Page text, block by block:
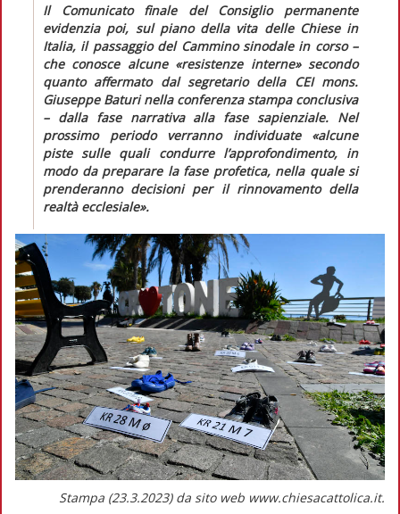
Il
Comunicato finale del Consiglio permanente
evidenzia poi, sul piano della vita delle Chiese in
Italia, il passaggio del Cammino sinodale in corso –
che conosce alcune «resistenze interne»secondo
quanto affermato dal segretario della CEI mons.
Giuseppe Baturi nella conferenza stampa conclusiva
– dalla fase narrativa alla fase sapienziale. Nel
prossimo periodo verranno individuate «alcune
piste sulle quali condurre l’approfondimento, in
modo da preparare la fase profetica, nella quale si
prenderanno decisioni per il rinnovamento della
realtà ecclesiale».
Stampa (23.3.2023) da sito web www.chiesacattolica.it.